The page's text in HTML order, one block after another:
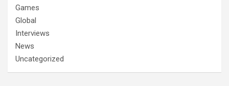
Games
Global
Interviews
News
Uncategorized